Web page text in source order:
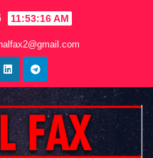
11:53:18 AM